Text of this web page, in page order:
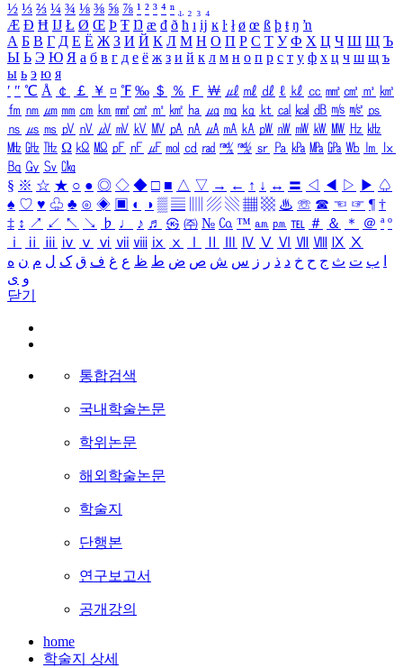
½ ⅓ ⅔ ¼ ¾ ⅛ ⅜ ⅝ ⅞ ¹ ² ³ ⁴ ⁿ ₁ ₂ ₃ ₄
Æ Ð Ħ Ĳ Ł Ø Œ Þ Ŧ Ŋ æ đ ð ħ ı ĳ ĸ ŀ ł ø œ ß þ ŧ ŋ ŉ
А Б В Г Д Е Ё Ж З И Й К Л М Н О П Р С Т У Ф Х Ц Ч Ш Щ Ъ
Ы Ь Э Ю Я а б в г д е ё ж з и й к л м н о п р с т у ф х ц ч ш щ ъ
ы ь э ю я
′ ″ ℃ Å ￠ ￡ ￥ ¤ ℉ ‰ ＄ ％ Ｆ ￦ ㎕ ㎖ ㎗ ℓ ㎘ ㏄ ㎣ ㎤ ㎥ ㎦
㎙ ㎚ ㎛ ㎜ ㎝ ㎞ ㎟ ㎠ ㎡ ㎢ ㏊ ㎍ ㎎ ㎏ ㏏ ㎈ ㎉ ㏈ ㎧ ㎨ ㎰
㎱ ㎲ ㎳ ㎴ ㎵ ㎶ ㎷ ㎸ ㎹ ㎀ ㎁ ㎂ ㎃ ㎄ ㎺ ㎻ ㎽ ㎾ ㎿ ㎐ ㎑
㎒ ㎓ ㎔ Ω ㏀ ㏁ ㎊ ㎋ ㎌ ㏖ ㏅ ㎭ ㎮ ㎯ ㏛ ㎩ ㎪ ㎫ ㎬ ㏝ ㏐
㏓
㏃ ㏉ ㏜ ㏆
§ ※ ☆ ★ ○ ● ◎ ◇ ◆ □ ■ △ ▽ → ← ↑ ↓ ↔ 〓 ◁ ◀ ▷ ▶ ♤
♠ ♡ ♥ ♧ ♣ ⊙ ◈ ▣ ◐ ◑ ▒ ▤ ▨ ▧ ▦ ▩ ♨ ☏ ☎ ☜ ☞ ¶ †
‡ ↕ ↗ ↙ ↖ ↘ ♭ ♩ ♪ ♬ ㉿ ㈜ № ㏇ ™ ㏂ ㏘ ℡ ＃ ＆ ＊ ＠ ª º
ⅰ
ⅱ ⅲ ⅳ ⅴ ⅵ ⅶ ⅷ ⅸ ⅹ Ⅳ Ⅴ Ⅵ Ⅶ Ⅷ Ⅸ Ⅹ
ب ت ث ج ح خ د ذ ر ز س ش ص ض ط ظ ع غ ف ق ک ل م ن ه
و ی
닫기
통합검색
국내학술논문
학위논문
해외학술논문
학술지
단행본
연구보고서
공개강의
home
학술지 상세